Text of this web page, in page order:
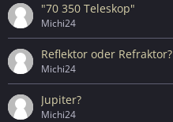
"70 350 Teleskop"
Michi24
Reflektor oder Refraktor?
Michi24
Jupiter?
Michi24